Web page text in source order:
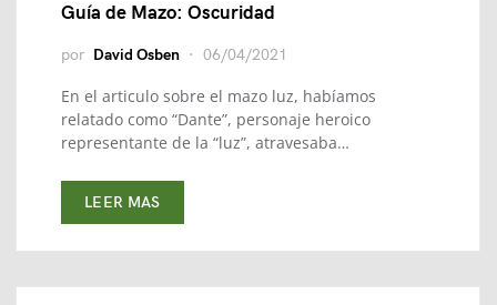
Guía de Mazo: Oscuridad
por David Osben 06/04/2021
En el articulo sobre el mazo luz, habíamos
relatado como “Dante”, personaje heroico
representante de la “luz”, atravesaba…
LEER MAS